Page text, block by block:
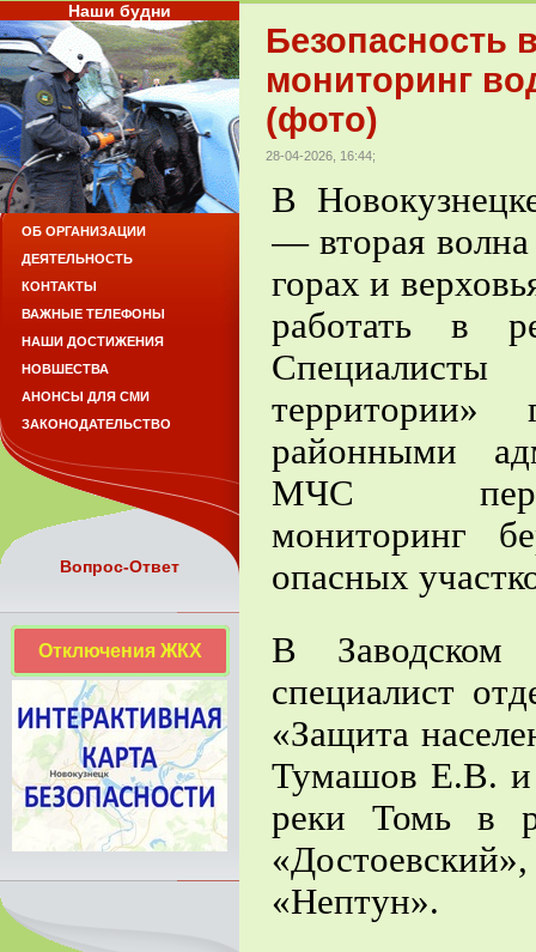
Безопасность
мониторинг
(фото)
28-04-2026, 16:44;
В
— вторая волна
горах и
работать в
районными
МЧС
мониторинг
опасных
В Заводском
специалист
«Защита
Тумашов Е.В. и
реки Томь в
«Нептун».
Наши будни
ОБ ОРГАНИЗАЦИИ
ДЕЯТЕЛЬНОСТЬ
КОНТАКТЫ
ВАЖНЫЕ ТЕЛЕФОНЫ
НАШИ ДОСТИЖЕНИЯ
НОВШЕСТВА
АНОНСЫ ДЛЯ СМИ
ЗАКОНОДАТЕЛЬСТВО
Вопрос-Ответ
Отключения ЖКХ